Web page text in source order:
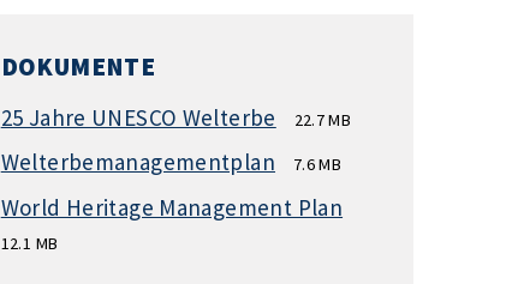
DOKUMENTE
25 Jahre UNESCO Welterbe 22.7 MB
Welterbemanagementplan 7.6 MB
World Heritage Management Plan
12.1 MB